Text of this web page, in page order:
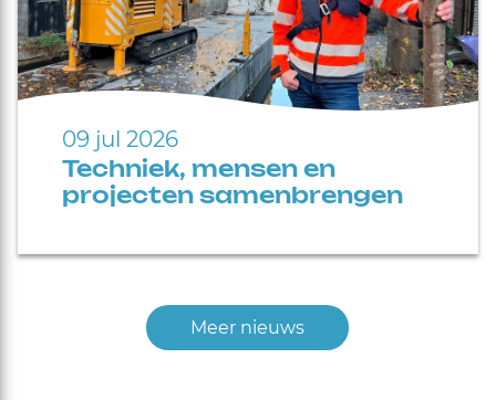
09 jul 2026
Techniek, mensen en
projecten samenbrengen
Meer nieuws